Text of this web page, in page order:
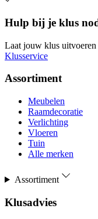
Hulp bij je klus
Laat jouw klus uitvoeren
Klusservice
Assortiment
Meubelen
Raamdecoratie
Verlichting
Vloeren
Tuin
Alle merken
Assortiment
Klusadvies